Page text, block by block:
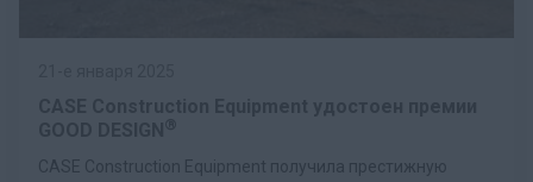
CASE Construction Equipment получила престижную